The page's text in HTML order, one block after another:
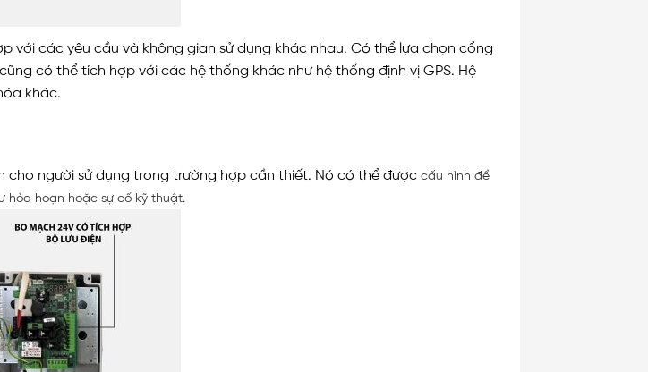
với các yêu cầu và không gian sử dụng khác nhau. Có thể lựa chọn cổng
có thể tích hợp với các hệ thống khác như hệ thống định vị GPS. Hệ
khác.
người sử dụng trong trường hợp cần thiết. Nó có thể được cấu hình để
hỏa hoạn hoặc sự cố kỹ thuật.